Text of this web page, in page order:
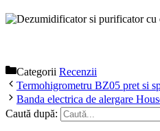
Categorii Recenzii
Termohigrometru BZ05 pret si
Banda electrica de alergare
Caută după: